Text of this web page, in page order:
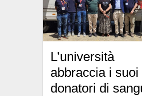
L’università
abbraccia i suoi
donatori di